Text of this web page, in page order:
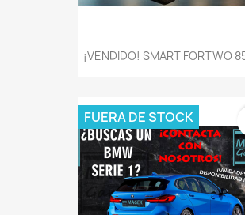
¡VENDIDO! SMART FORTWO
FUERA DE STOCK